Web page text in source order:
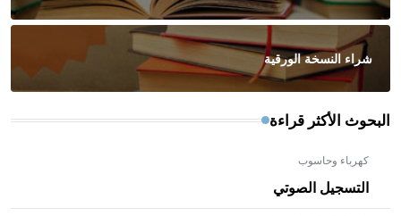
شراء النسخة الورقية
البحوث الأكثر قراءة
كهرباء وحاسوب
التسجيل الصوتي